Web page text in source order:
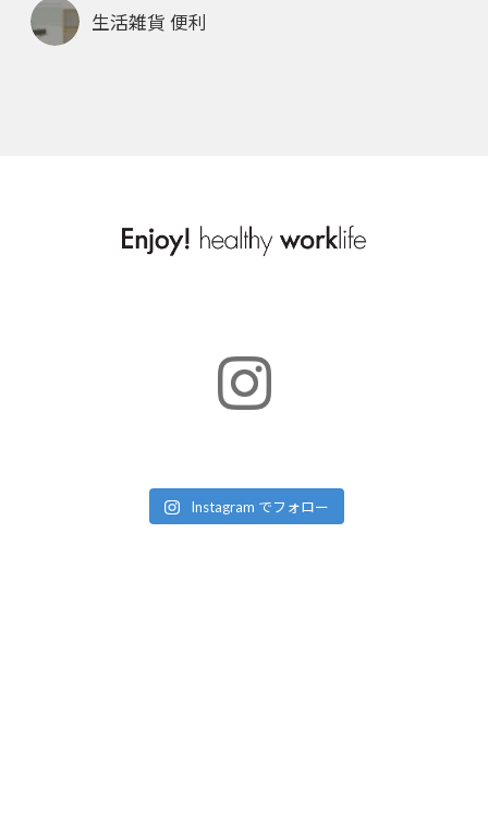
生活雑貨 便利
Instagram でフォロー